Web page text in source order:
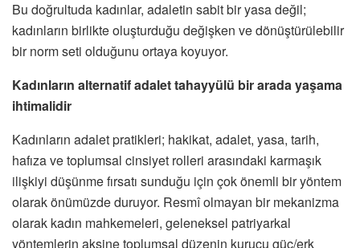
Bu doğrultuda kadınlar, adaletin sabit bir yasa değil;
kadınların birlikte oluşturduğu değişken ve dönüştürülebilir
bir norm seti olduğunu ortaya koyuyor.
Kadınların alternatif adalet tahayyülü bir arada yaşama
ihtimalidir
Kadınların adalet pratikleri; hakikat, adalet, yasa, tarih,
hafıza ve toplumsal cinsiyet rolleri arasındaki karmaşık
ilişkiyi düşünme fırsatı sunduğu için çok önemli bir yöntem
olarak önümüzde duruyor. Resmî olmayan bir mekanizma
olarak kadın mahkemeleri, geleneksel patriyarkal
yöntemlerin aksine toplumsal düzenin kurucu güç/erk